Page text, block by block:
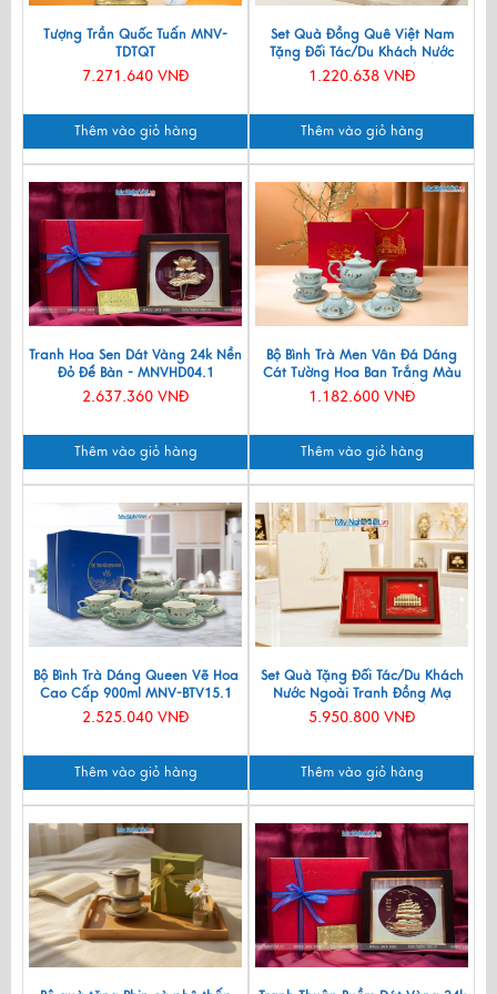
Tượng Trần Quốc Tuấn MNV-
TDTQT
7.271.640 VNĐ
Thêm vào giỏ hàng
Set Quà Đồng Quê Việt Nam
Tặng Đối Tác/Du Khách Nước
Ngoài - Đĩa Sơn Mài/ Hộp
Namecard & Đế Lót Ly Sơn Mài
1.220.638 VNĐ
Thêm vào giỏ hàng
Tranh Hoa Sen Dát Vàng 24k Nền
Đỏ Để Bàn - MNVHD04.1
2.637.360 VNĐ
Thêm vào giỏ hàng
Bộ Bình Trà Men Vân Đá Dáng
Cát Tường Hoa Ban Trắng Màu
Xanh Lam VBT12/8
1.182.600 VNĐ
Thêm vào giỏ hàng
Bộ Bình Trà Dáng Queen Vẽ Hoa
Cao Cấp 900ml MNV-BTV15.1
2.525.040 VNĐ
Thêm vào giỏ hàng
Set Quà Tặng Đối Tác/Du Khách
Nước Ngoài Tranh Đồng Mạ
Vàng 24k & Hộp Trang Sức Sơn
Mài CBQT006/2
5.950.800 VNĐ
Thêm vào giỏ hàng